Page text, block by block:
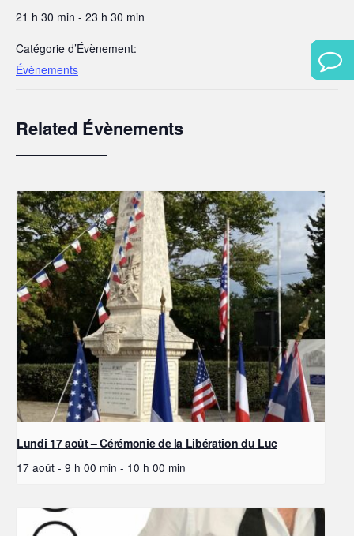
21 h 30 min - 23 h 30 min
Catégorie d’Évènement:
Évènements
Related Évènements
Lundi 17 août – Cérémonie de la Libération du Luc
17 août - 9 h 00 min - 10 h 00 min